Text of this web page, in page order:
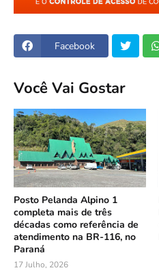
Facebook
Você Vai Gostar
Posto Pelanda Alpino 1
completa mais de três
décadas como referência de
atendimento na BR-116, no
Paraná
17 Julho, 2026